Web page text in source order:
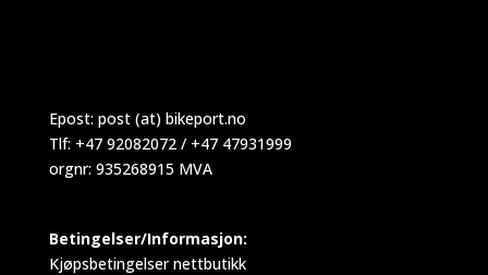
Epost: post (at) bikeport.no
Tlf: +47 92082072 / +47 47931999
orgnr: 935268915 MVA
Betingelser/Informasjon:
Kjøpsbetingelser nettbutikk